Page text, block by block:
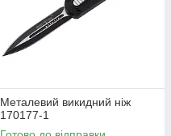
Металевий викидний ніж
170177-1